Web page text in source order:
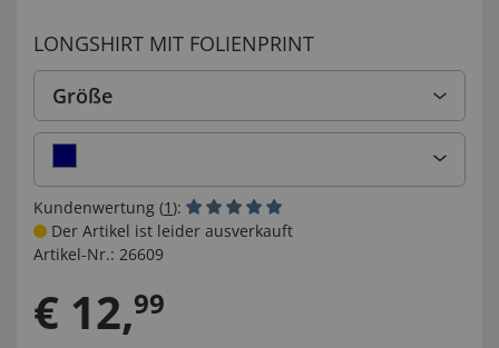
LONGSHIRT MIT FOLIENPRINT
Größe
Kundenwertung (1):
Der Artikel ist leider ausverkauft
Artikel-Nr.: 26609
€ 12,99